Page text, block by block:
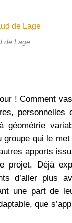
de Lage
! Comment
personnelles
géométrie
groupe qui le
apports
projet. Déjà
d’aller plus
une part de
que